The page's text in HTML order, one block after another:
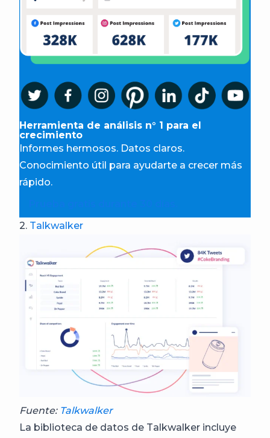
Herramienta de análisis n° 1 para el
crecimiento
Informes hermosos. Datos claros.
Conocimiento útil para ayudarte a crecer más
rápido.
2. Talkwalker
Fuente:Talkwalker
La biblioteca de datos de Talkwalker incluye